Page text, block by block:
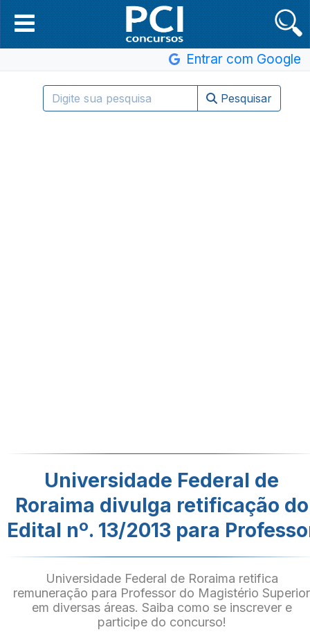
Entrar com Google
Pesquisar
Universidade Federal de
Roraima divulga retificação do
Edital nº. 13/2013 para
Universidade Federal de Roraima retifica
remuneração para Professor do Magistério Superior
em diversas áreas. Saiba como se inscrever e
participe do concurso!